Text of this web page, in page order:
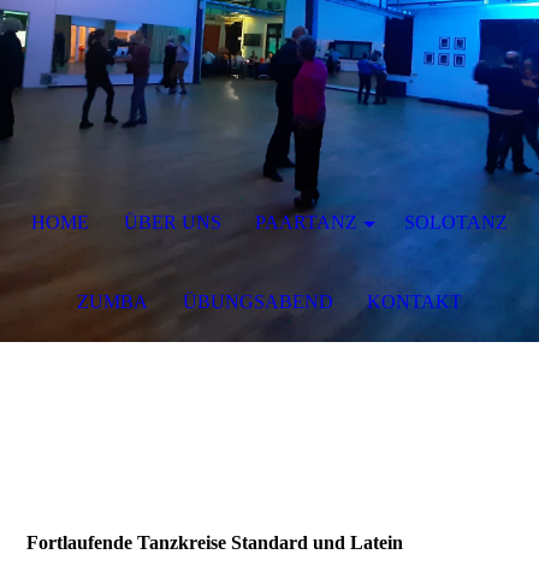
Fortlaufende Tanzkreise Standard und Latein
HOME ÜBER UNS PAARTANZ SOLOTANZ
ZUMBA ÜBUNGSABEND KONTAKT